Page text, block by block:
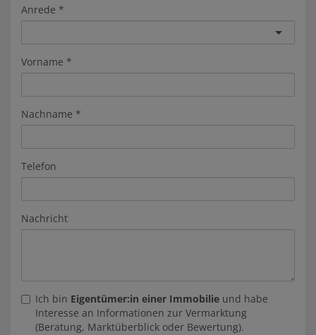
Anrede
Vorname
Nachname
Telefon
Nachricht
Ich bin Eigentümer:in einer Immobilie und habe
Interesse an Informationen zur Vermarktung
(Beratung, Marktüberblick oder Bewertung).